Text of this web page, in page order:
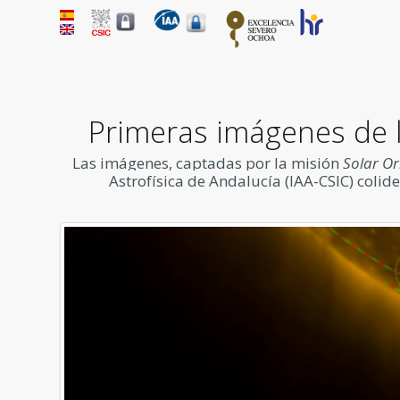
Primeras imágenes
Las imágenes, captadas por la misión Solar
Astrofísica de Andalucía (IAA-CSIC)